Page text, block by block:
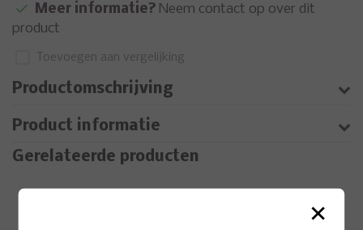
Meer informatie? Neem contact op over dit
product
Toevoegen aan vergelijking
Productomschrijving
Product informatie
Gerelateerde producten
×